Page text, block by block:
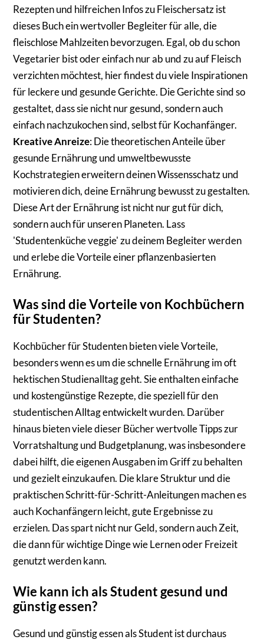
Rezepten und hilfreichen Infos zu Fleischersatz ist
dieses Buch ein wertvoller Begleiter für alle, die
fleischlose Mahlzeiten bevorzugen. Egal, ob du schon
Vegetarier bist oder einfach nur ab und zu auf Fleisch
verzichten möchtest, hier findest du viele Inspirationen
für leckere und gesunde Gerichte. Die Gerichte sind so
gestaltet, dass sie nicht nur gesund, sondern auch
einfach nachzukochen sind, selbst für Kochanfänger.
Kreative Anreize: Die theoretischen Anteile über
gesunde Ernährung und umweltbewusste
Kochstrategien erweitern deinen Wissensschatz und
motivieren dich, deine Ernährung bewusst zu gestalten.
Diese Art der Ernährung ist nicht nur gut für dich,
sondern auch für unseren Planeten. Lass
'Studentenküche veggie' zu deinem Begleiter werden
und erlebe die Vorteile einer pflanzenbasierten
Ernährung.
Was sind die Vorteile von Kochbüchern
für Studenten?
Kochbücher für Studenten bieten viele Vorteile,
besonders wenn es um die schnelle Ernährung im oft
hektischen Studienalltag geht. Sie enthalten einfache
und kostengünstige Rezepte, die speziell für den
studentischen Alltag entwickelt wurden. Darüber
hinaus bieten viele dieser Bücher wertvolle Tipps zur
Vorratshaltung und Budgetplanung, was insbesondere
dabei hilft, die eigenen Ausgaben im Griff zu behalten
und gezielt einzukaufen. Die klare Struktur und die
praktischen Schritt-für-Schritt-Anleitungen machen es
auch Kochanfängern leicht, gute Ergebnisse zu
erzielen. Das spart nicht nur Geld, sondern auch Zeit,
die dann für wichtige Dinge wie Lernen oder Freizeit
genutzt werden kann.
Wie kann ich als Student gesund und
günstig essen?
Gesund und günstig essen als Student ist durchaus